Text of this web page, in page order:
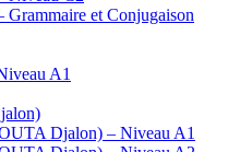
Grammaire et Conjugaison
A1
Djalon) – Niveau A1